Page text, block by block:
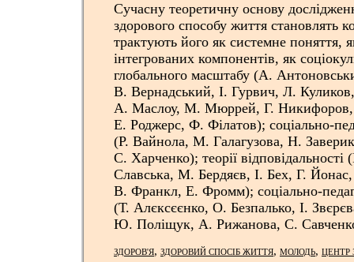
Сучасну теоретичну основу
здорового способу життя становлять
трактують його як системне поняття,
інтегрованих компонентів, як
глобального масштабу (А.
В. Вернадський, І. Гурвич, Л.
А. Маслоу, М. Мюррей, Г. Никифоров,
Е. Роджерс, Ф. Філатов); соціально-
(Р. Вайнола, М. Галагузова, Н.
С. Харченко); теорії
Славська, М. Бердяєв, І. Бех, Г.
В. Франкл, Е. Фромм); соціально-
(Т. Алєксєєнко, О. Безпалько, І.
Ю. Поліщук, А. Рижанова, С.
ЗДОРОВ'Я, ЗДОРОВИЙ СПОСІБ ЖИТТЯ, МОЛОДЬ, ЦЕНТР